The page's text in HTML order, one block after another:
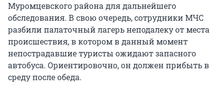
Муромцевского района для дальнейшего
обследования. В свою очередь, сотрудники МЧС
разбили палаточный лагерь неподалеку от места
происшествия, в котором в данный момент
непострадавшие туристы ожидают запасного
автобуса. Ориентировочно, он должен прибыть в
среду после обеда.